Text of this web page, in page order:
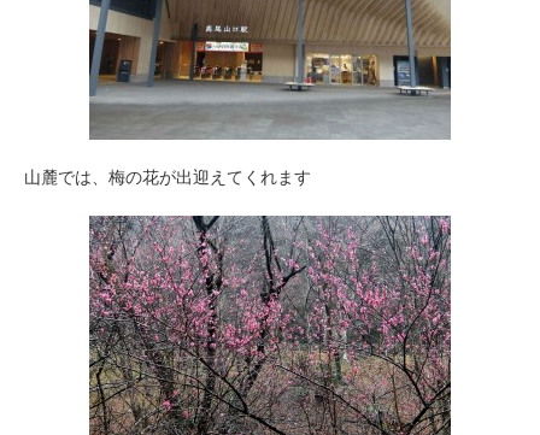
山麓では、梅の花が出迎えてくれます